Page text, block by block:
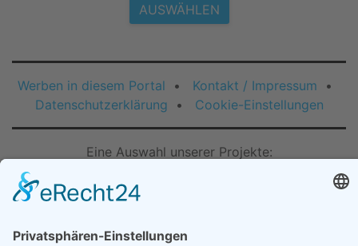
AUSWÄHLEN
Werben in diesem Portal • Kontakt / Impressum •
Datenschutzerklärung • Cookie-Einstellungen
Eine Auswahl unserer Projekte: